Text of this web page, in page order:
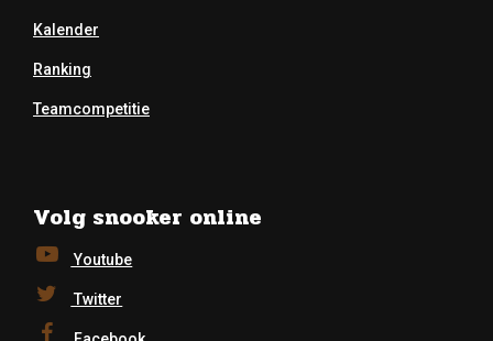
Kalender
Ranking
Teamcompetitie
Volg snooker online
Youtube
Twitter